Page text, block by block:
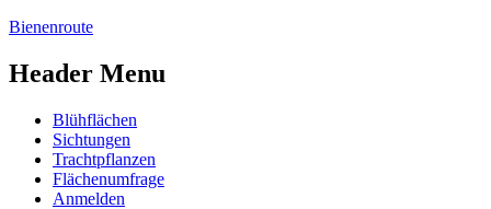
Bienenroute
Header Menu
Blühflächen
Sichtungen
Trachtpflanzen
Flächenumfrage
Anmelden